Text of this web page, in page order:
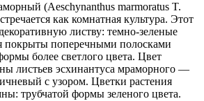
(Aeschynanthus marmoratus T.
как комнатная культура. Этот
листву: темно-зеленые
покрыты поперечными полосками
более светлого цвета. Цвет
листьев эсхинантуса мраморного —
с узором. Цветки растения
трубчатой формы зеленого цвета.